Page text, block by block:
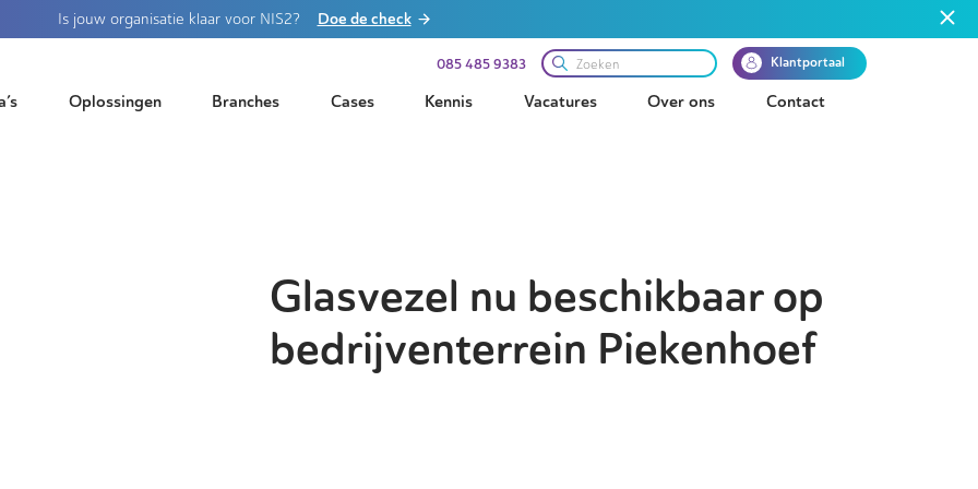
Is jouw organisatie klaar voor NIS2? Doe de check
085 485 9383 Klantportaal
Oplossingen Branches Cases Kennis Vacatures Over ons Contact
Glasvezel nu beschikbaar op
bedrijventerrein Piekenhoef